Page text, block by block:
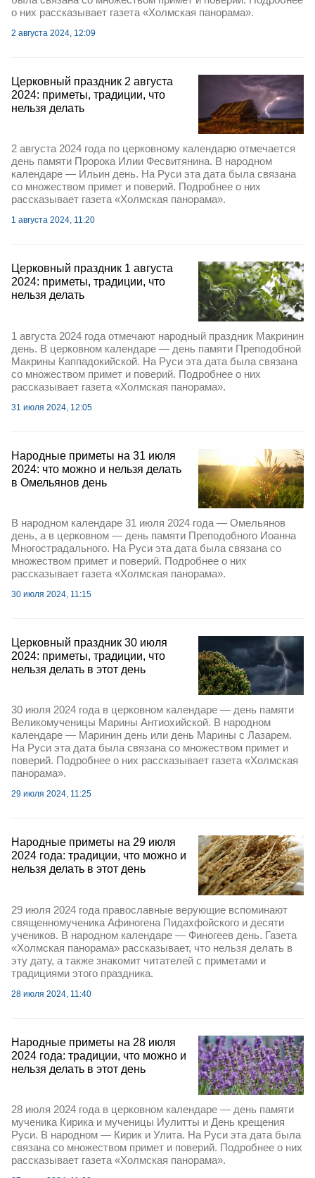
о них рассказывает газета «Холмская панорама».
2 августа 2024, 12:09
Церковный праздник 2 августа
2024: приметы, традиции, что
нельзя делать
2 августа 2024 года по церковному календарю отмечается
день памяти Пророка Илии Фесвитянина. В народном
календаре — Ильин день. На Руси эта дата была связана
со множеством примет и поверий. Подробнее о них
рассказывает газета «Холмская панорама».
1 августа 2024, 11:20
Церковный праздник 1 августа
2024: приметы, традиции, что
нельзя делать
1 августа 2024 года отмечают народный праздник Макринин
день. В церковном календаре — день памяти Преподобной
Макрины Каппадокийской. На Руси эта дата была связана
со множеством примет и поверий. Подробнее о них
рассказывает газета «Холмская панорама».
31 июля 2024, 12:05
Народные приметы на 31 июля
2024: что можно и нельзя делать
в Омельянов день
В народном календаре 31 июля 2024 года — Омельянов
день, а в церковном — день памяти Преподобного Иоанна
Многострадального. На Руси эта дата была связана со
множеством примет и поверий. Подробнее о них
рассказывает газета «Холмская панорама».
30 июля 2024, 11:15
Церковный праздник 30 июля
2024: приметы, традиции, что
нельзя делать в этот день
30 июля 2024 года в церковном календаре — день памяти
Великомученицы Марины Антиохийской. В народном
календаре — Маринин день или день Марины с Лазарем.
На Руси эта дата была связана со множеством примет и
поверий. Подробнее о них рассказывает газета «Холмская
панорама».
29 июля 2024, 11:25
Народные приметы на 29 июля
2024 года: традиции, что можно и
нельзя делать в этот день
29 июля 2024 года православные верующие вспоминают
священномученика Афиногена Пидахфойского и десяти
учеников. В народном календаре — Финогеев день. Газета
«Холмская панорама» рассказывает, что нельзя делать в
эту дату, а также знакомит читателей с приметами и
традициями этого праздника.
28 июля 2024, 11:40
Народные приметы на 28 июля
2024 года: традиции, что можно и
нельзя делать в этот день
28 июля 2024 года в церковном календаре — день памяти
мученика Кирика и мученицы Иулитты и День крещения
Руси. В народном — Кирик и Улита. На Руси эта дата была
связана со множеством примет и поверий. Подробнее о них
рассказывает газета «Холмская панорама».